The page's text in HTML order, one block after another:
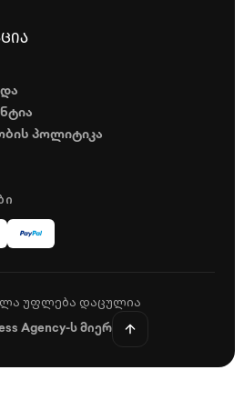
პოლიტიკა
უფლება დაცულია
Agency-ს მიერ